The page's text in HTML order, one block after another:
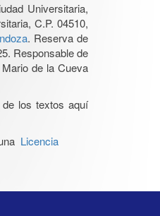
Universitaria,
C.P. 04510,
. Reserva de
Responsable de
de la Cueva
de los textos aquí
Licencia